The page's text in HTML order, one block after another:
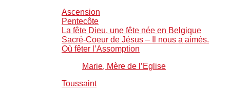
Ascension
Pentecôte
La fête Dieu, une fête née en Belgique
Sacré-Coeur de Jésus – Il nous a aimés.
Où fêter l’Assomption
Marie, Mère de l’Eglise
Toussaint